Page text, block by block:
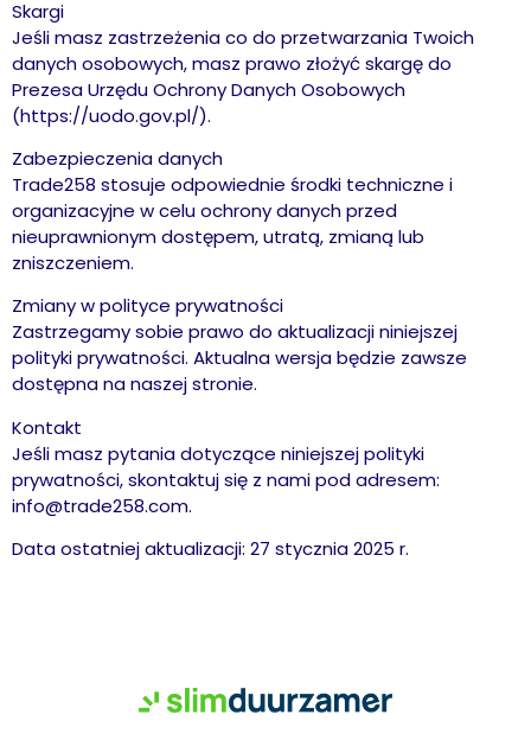
Skargi
Jeśli masz zastrzeżenia co do przetwarzania Twoich
danych osobowych, masz prawo złożyć skargę do
Prezesa Urzędu Ochrony Danych Osobowych
(https://uodo.gov.pl/).
Zabezpieczenia danych
Trade258 stosuje odpowiednie środki techniczne i
organizacyjne w celu ochrony danych przed
nieuprawnionym dostępem, utratą, zmianą lub
zniszczeniem.
Zmiany w polityce prywatności
Zastrzegamy sobie prawo do aktualizacji niniejszej
polityki prywatności. Aktualna wersja będzie zawsze
dostępna na naszej stronie.
Kontakt
Jeśli masz pytania dotyczące niniejszej polityki
prywatności, skontaktuj się z nami pod adresem:
info@trade258.com.
Data ostatniej aktualizacji: 27 stycznia 2025 r.